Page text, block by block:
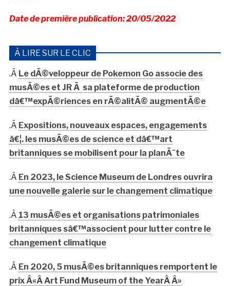
Date de première publication: 20/05/2022
À LIRE SUR LE CLIC
.Â Le dÃ©veloppeur de Pokemon Go associe des
musÃ©es et JR Ã sa plateforme de production
dâ€™expÃ©riences en rÃ©alitÃ© augmentÃ©e
.Â Expositions, nouveaux espaces, engagements
â€¦. les musÃ©es de science et dâ€™art
britanniques se mobilisent pour la planÃ¨te
.Â En 2023, le Science Museum de Londres ouvrira
une nouvelle galerie sur le changement climatique
.Â 13 musÃ©es et organisations patrimoniales
britanniques sâ€™associent pour lutter contre le
changement climatique
.Â En 2020, 5 musÃ©es britanniques remportent le
prix Â«Â Art Fund Museum of the YearÂ Â»